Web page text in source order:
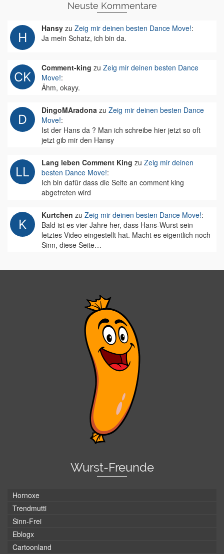
Neuste Kommentare
Hansy zu Zeig mir deinen besten Dance Move!:
Ja mein Schatz, ich bin da.
Comment-king zu Zeig mir deinen besten Dance
Move!:
Ähm, okayy.
DingoMAradona zu Zeig mir deinen besten Dance
Move!:
Ist der Hans da ? Man ich schreibe hier jetzt so oft
jetzt gib mir den Hansy
Lang leben Comment King zu Zeig mir deinen
besten Dance Move!:
Ich bin dafür dass die Seite an comment king
abgetreten wird
Kurtchen zu Zeig mir deinen besten Dance Move!:
Bald ist es vier Jahre her, dass Hans-Wurst sein
letztes Video eingestellt hat. Macht es eigentlich noch
Sinn, diese Seite…
Wurst-Freunde
Hornoxe
Trendmutti
Sinn-Frei
Eblogx
Cartoonland